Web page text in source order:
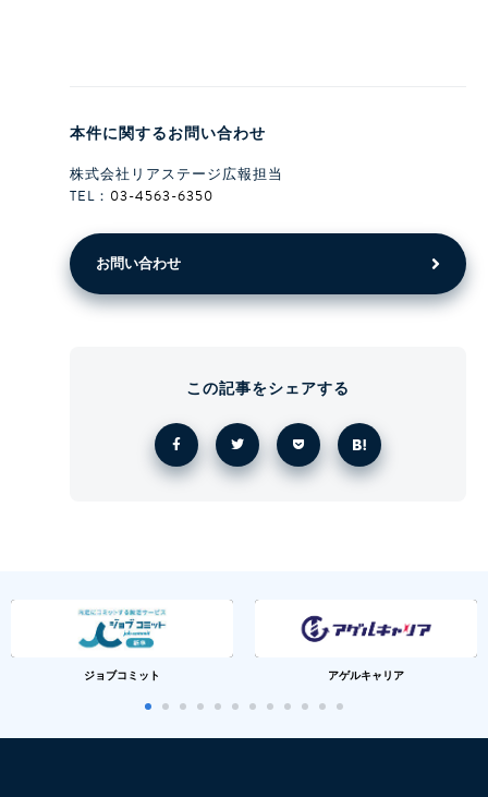
本件に関するお問い合わせ
株式会社リアステージ広報担当
TEL： 03-4563-6350
お問い合わせ
この記事をシェアする
ジョブコミット アゲルキャリア